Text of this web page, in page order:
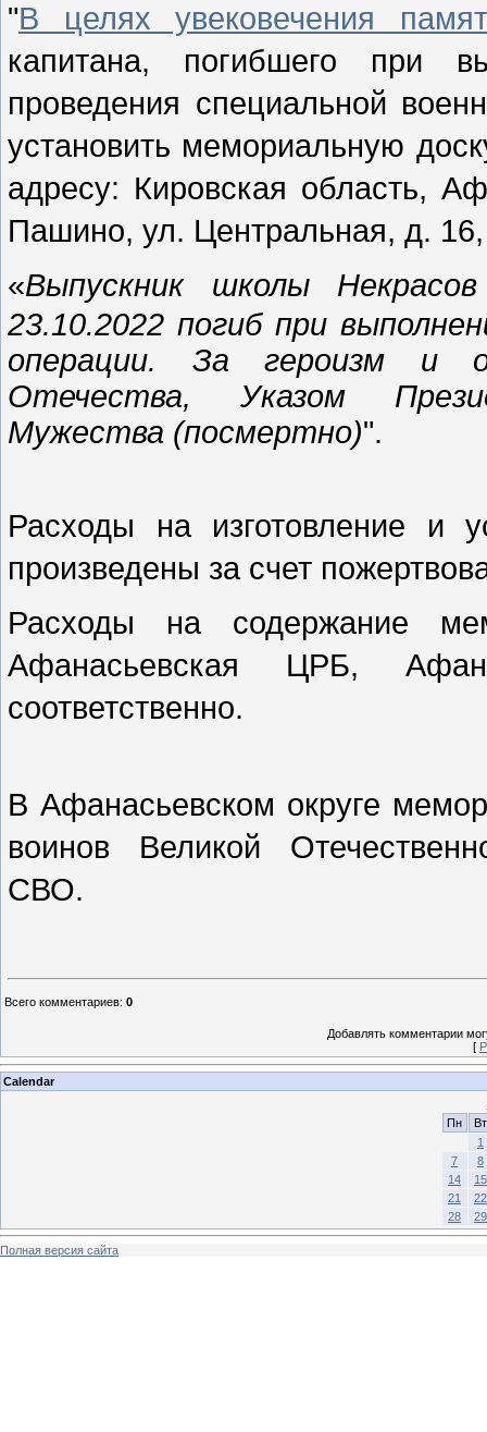
"В целях увековечения
капитана, погибшего при
проведения специальной
установить мемориальную
адресу: Кировская область,
Пашино, ул. Центральная, д.
«Выпускник школы
23.10.2022 погиб при
операции. За героизм и
Отечества, Указом
Мужества (посмертно)".
Расходы на изготовление и
произведены за счет
Расходы на содержание
Афанасьевская ЦРБ,
соответственно.
В Афанасьевском округе
воинов Великой
СВО.
Всего комментариев: 0
Добавлять комментарии
[
Calendar
Пн
Вт
1
7
8
14
15
21
22
28
29
Полная версия сайта